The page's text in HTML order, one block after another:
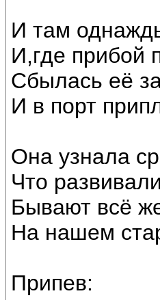
И там
И,где прибой
Сбылась её
И в порт
Она узнала
Что
Бывают всё
На нашем
Припев: